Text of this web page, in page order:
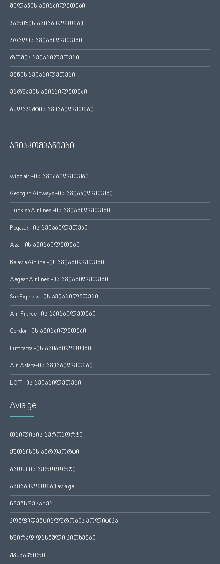
მილანის ავიაბილეთები
პარიზის ავიაბილეთები
პრაღის ავიაბილეთები
რომის ავიაბილეთები
ვენის ავიაბილეთები
ვარშავის ავიაბილეთები
ბუდაპეშტის ავიაბილეთები
ავიაკომპანიები
wizz air -ის ავიაბილეთები
Georgian Airways -ის ავიაბილეთები
Turkish Airlines -ის ავიაბილეთები
Pegasus -ის ავიაბილეთები
Azal -ის ავიაბილეთები
Belavia Airline -ის ავიაბილეთები
Aegean Airlines -ის ავიაბილეთები
SunExpress -ის ავიაბილეთები
Air France -ის ავიაბილეთები
Condor -ის ავიაბილეთები
Lufthansa -ის ავიაბილეთები
Air Astana-ის ავიაბილეთები
LOT -ის ავიაბილეთები
Avia.ge
თბილისის აეროპორტი
ქუთაისის აეროპორტი
ბათუმის აეროპორტი
ავიაბილეთები avia.ge
ჩვენს შესახებ
კონფიდენციალურობის პოლიტიკა
ხშირად დასმული კითხვები
უკუკავშირი